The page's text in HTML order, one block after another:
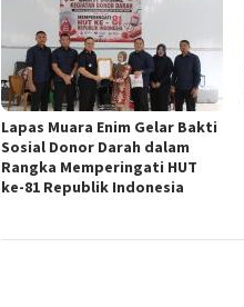
Lapas Muara Enim Gelar Bakti
Sosial Donor Darah dalam
Rangka Memperingati HUT
ke-81 Republik Indonesia